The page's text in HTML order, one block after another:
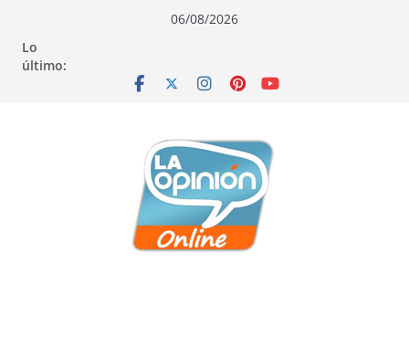
contenido
navegación
contenido
06/08/2026
Lo
último: